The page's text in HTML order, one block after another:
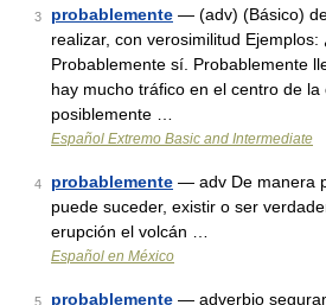
3 probablemente — (adv) (Básico)
realizar, con verosimilitud
Probablemente sí. Probablemente
hay mucho tráfico en el centro de la
posiblemente …
Español Extremo Basic and Intermediate
4 probablemente — adv De manera
puede suceder, existir o ser
erupción el volcán …
Español en México
5 probablemente — adverbio